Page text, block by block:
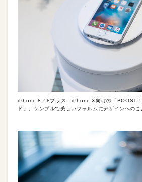
iPhone 8／8プラス、iPhone X向けの「
ド」。シンプルで美しいフォルムにデザインへのこ